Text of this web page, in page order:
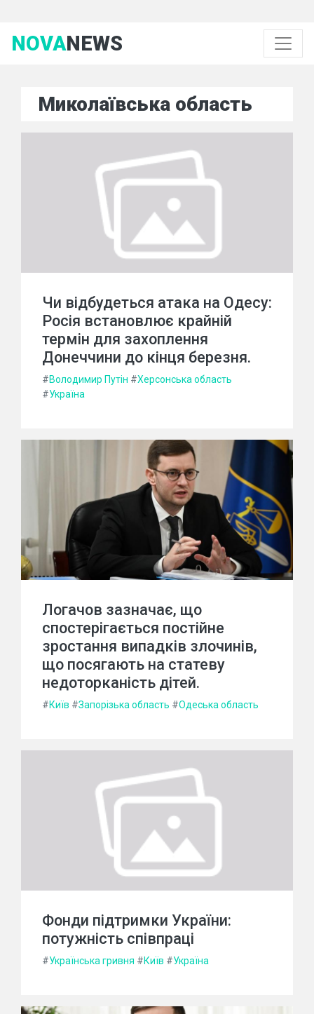
NOVANEWS
Миколаївська область
Чи відбудеться атака на Одесу:
Росія встановлює крайній
термін для захоплення
Донеччини до кінця березня.
#Володимир Путін #Херсонська область
#Україна
Логачов зазначає, що
спостерігається постійне
зростання випадків злочинів,
що посягають на статеву
недоторканість дітей.
#Київ #Запорізька область #Одеська область
Фонди підтримки України:
потужність співпраці
#Українська гривня #Київ #Україна